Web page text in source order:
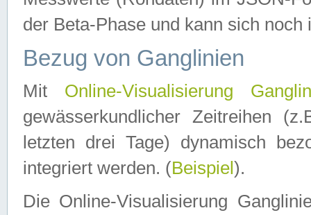
der Beta-Phase und kann sich noch
Bezug von Ganglinien
Mit Online-Visualisierung
gewässerkundlicher Zeitreihen
letzten drei Tage) dynamisch
integriert werden. (Beispiel ).
Die Online-Visualisierung